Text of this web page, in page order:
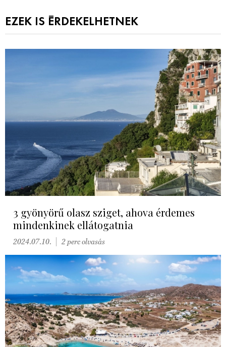
EZEK IS ÉRDEKELHETNEK
3 gyönyörű olasz sziget, ahova érdemes
mindenkinek ellátogatnia
2024.07.10. 2 perc olvasás